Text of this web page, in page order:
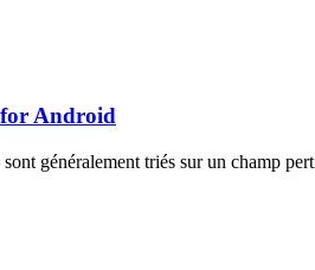
for Android
généralement triés sur un champ